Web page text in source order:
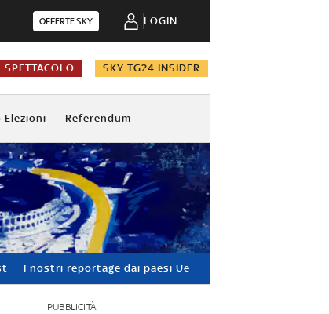
OFFERTE SKY LOGIN
SPETTACOLO SKY TG24 INSIDER
Elezioni Referendum
I nostri reportage dai paesi Ue
PUBBLICITÀ